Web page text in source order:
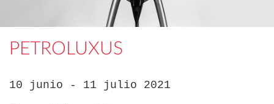
PETROLUXUS
10 junio - 11 julio 2021